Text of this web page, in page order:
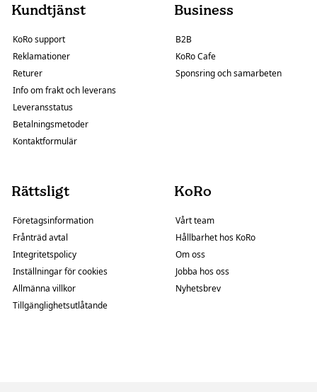
Kundtjänst
KoRo support
Reklamationer
Returer
Info om frakt och leverans
Leveransstatus
Betalningsmetoder
Kontaktformulär
Business
B2B
KoRo Cafe
Sponsring och samarbeten
Rättsligt
Företagsinformation
Frånträd avtal
Integritetspolicy
Inställningar för cookies
Allmänna villkor
Tillgänglighetsutlåtande
KoRo
Vårt team
Hållbarhet hos KoRo
Om oss
Jobba hos oss
Nyhetsbrev